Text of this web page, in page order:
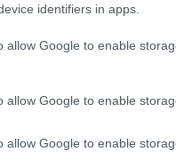
identifiers in apps.
allow Google to enable
allow Google to enable
allow Google to enable
Quella di Clara è
successi e
una musicista di